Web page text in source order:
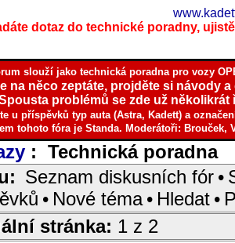
dotaz do technické poradny,
slouží jako technická poradna pro vozy
na něco zeptáte, projděte si návody
problémů se zde už několikrát
u příspěvků typ auta (Astra, Kadett) a
tohoto fóra je Standa. Moderátoři: Brouček,
: Technická poradna
Seznam diskusních fór •
• Nové téma • Hledat •
stránka: 1 z 2